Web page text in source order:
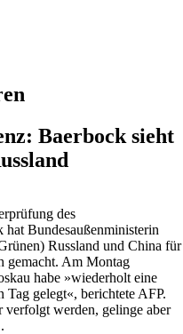
Baerbock sieht
des
Bundesaußenministerin
Russland und China für
gemacht. Am Montag
habe »wiederholt eine
Tag gelegt«, berichtete AFP.
verfolgt werden, gelinge aber